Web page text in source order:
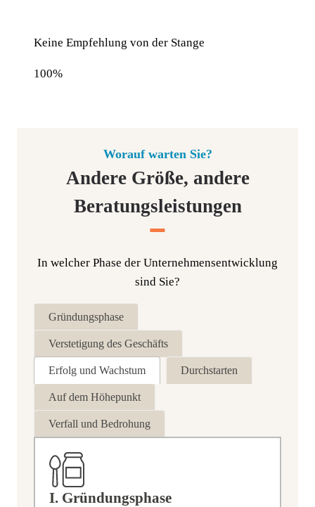
Kei­ne Emp­feh­lung von der Stange
100%
Worauf warten Sie?
Andere Größe, andere
Beratungsleistungen
In wel­cher Pha­se der Unter­neh­mens­ent­wick­lung
sind Sie?
Grün­dungs­pha­se
Ver­ste­ti­gung des Geschäfts
Erfolg und Wachstum Durch­star­ten
Auf dem Höhepunkt
Ver­fall und Bedrohung
I. Gründungsphase